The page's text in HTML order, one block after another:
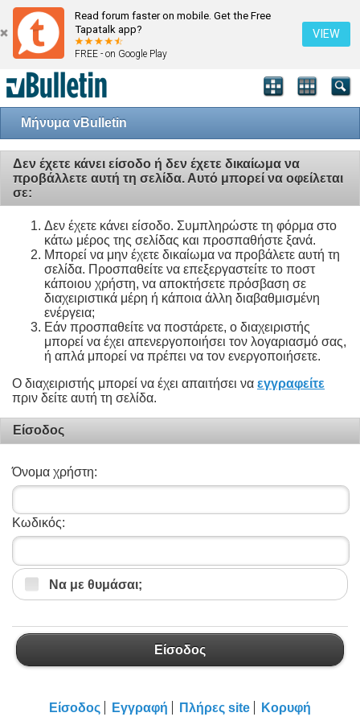
Read forum faster on mobile. Get the Free
Tapatalk app?
FREE - on Google Play
VIEW
Μήνυμα vBulletin
Δεν έχετε κάνει είσοδο ή δεν έχετε δικαίωμα να
προβάλλετε αυτή τη σελίδα. Αυτό μπορεί να οφείλεται
σε:
Δεν έχετε κάνει είσοδο. Συμπληρώστε τη φόρμα στο
κάτω μέρος της σελίδας και προσπαθήστε ξανά.
Μπορεί να μην έχετε δικαίωμα να προβάλετε αυτή τη
σελίδα. Προσπαθείτε να επεξεργαστείτε το ποστ
κάποιου χρήστη, να αποκτήσετε πρόσβαση σε
διαχειριστικά μέρη ή κάποια άλλη διαβαθμισμένη
ενέργεια;
Εάν προσπαθείτε να ποστάρετε, ο διαχειριστής
μπορεί να έχει απενεργοποιήσει τον λογαριασμό σας,
ή απλά μπορεί να πρέπει να τον ενεργοποιήσετε.
Ο διαχειριστής μπορεί να έχει απαιτήσει να εγγραφείτε
πριν δείτε αυτή τη σελίδα.
Είσοδος
Όνομα χρήστη:
Κωδικός:
Να με θυμάσαι;
Είσοδος
Είσοδος Εγγραφή Πλήρες site Κορυφή